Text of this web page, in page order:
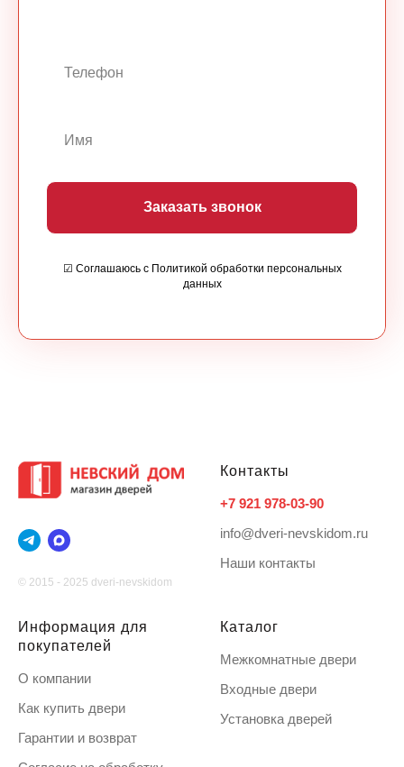
Заказать звонок
☑ Соглашаюсь с Политикой обработки персональных
данных
© 2015 - 2025 dveri-nevskidom
Контакты
+7 921 978-03-90
info@dveri-nevskidom.ru
Наши контакты
Информация для
покупателей
О компании
Как купить двери
Гарантии и возврат
Каталог
Межкомнатные двери
Входные двери
Установка дверей